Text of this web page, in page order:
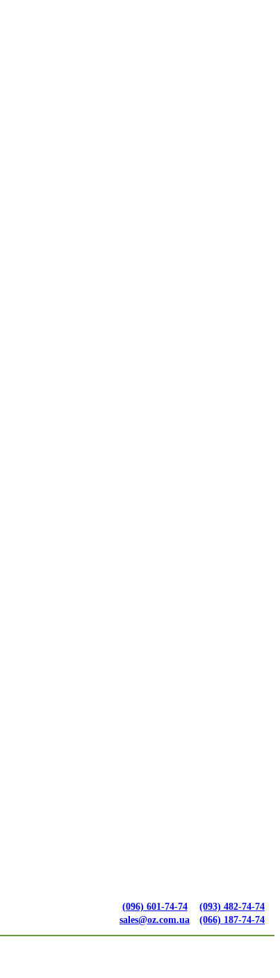
(096) 601-74-74
sales@oz.com.ua
(093) 482-74-74
(066) 187-74-74